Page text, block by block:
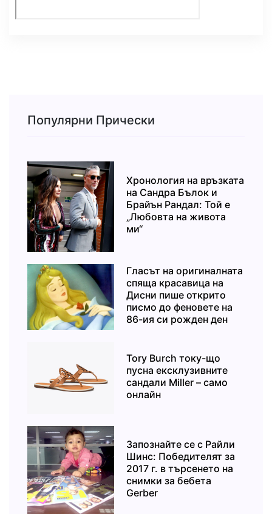
Популярни Прически
Хронология на връзката
на Сандра Бълок и
Брайън Рандал: Той е
„Любовта на живота
ми“
Гласът на оригиналната
спяща красавица на
Дисни пише открито
писмо до феновете на
86-ия си рожден ден
Tory Burch току-що
пусна ексклузивните
сандали Miller – само
онлайн
Запознайте се с Райли
Шинс: Победителят за
2017 г. в търсенето на
снимки за бебета
Gerber